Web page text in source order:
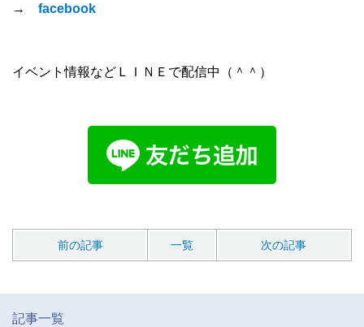
→ facebook
イベント情報などＬＩＮＥで配信中（＾＾）
前の記事 一覧 次の記事
記事一覧